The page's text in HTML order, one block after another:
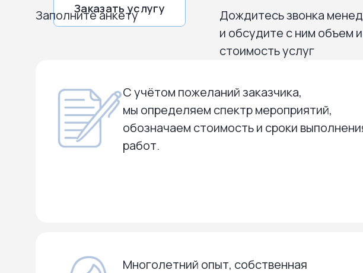
Заказать услугу
Заполните анкету
Дождитесь звонка
и обсудите с ним объем и
стоимость услуг
С учётом пожеланий заказчика,
мы определяем спектр мероприятий,
обозначаем стоимость и сроки
работ.
Многолетний опыт, собственная